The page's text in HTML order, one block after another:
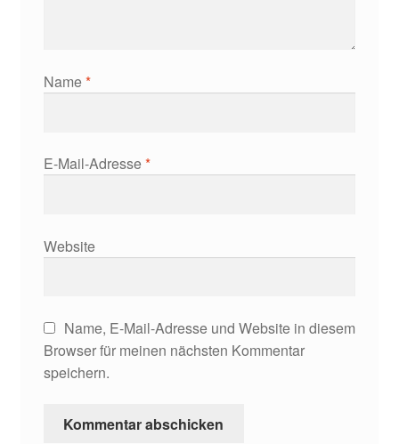
Name*
E-Mail-Adresse*
Website
Name, E-Mail-Adresse und Website in diesem
Browser für meinen nächsten Kommentar
speichern.